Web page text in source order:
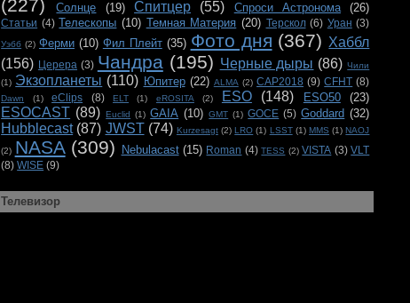
(227)
Солнце (19) Спитцер (55) Спроси Астронома (26)
Статьи (4) Телескопы (10) Темная Материя (20) Терскол (6) Уран (3)
Уэбб (2) Ферми (10) Фил Плейт (35) Фото дня (367) Хаббл
(156) Церера (3) Чандра (195) Черные дыры (86) Чили
(1) Экзопланеты (110) Юпитер (22) ALMA (2) CAP2018 (9) CFHT (8)
Dawn (1) eClips (8) ELT (1) eROSITA (2) ESO (148) ESO50 (23)
ESOCAST (89) Euclid (1) GAIA (10) GMT (1) GOCE (5) Goddard (32)
Hubblecast (87) JWST (74) Kurzesagt (2) LRO (1) LSST (1) MMS (1) NAOJ
(2) NASA (309) Nebulacast (15) Roman (4) TESS (2) VISTA (3) VLT
(8) WISE (9)
Телевизор